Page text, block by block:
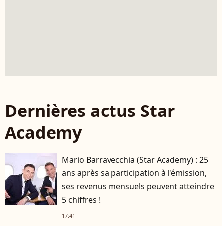
Dernières actus Star
Academy
Mario Barravecchia (Star Academy) : 25
ans après sa participation à l'émission,
ses revenus mensuels peuvent atteindre
5 chiffres !
17:41